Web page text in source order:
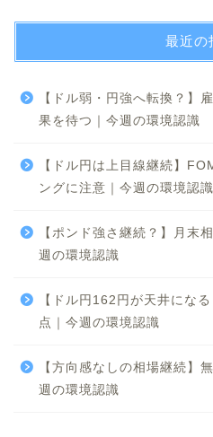
最近の
【ドル弱・円強へ転換？】
果を待つ｜今週の環境認識
【ドル円は上目線継続】
ングに注意｜今週の環境認識
【ポンド強さ継続？】月末
週の環境認識
【ドル円162円が天井にな
点｜今週の環境認識
【方向感なしの相場継続】
週の環境認識